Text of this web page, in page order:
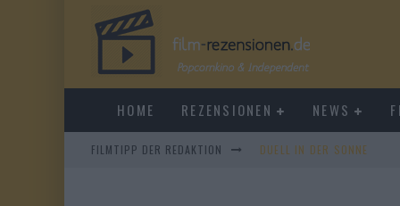
HOME REZENSIONEN NEWS
FILMTIPP DER REDAKTION DUELL IN DER SONNE